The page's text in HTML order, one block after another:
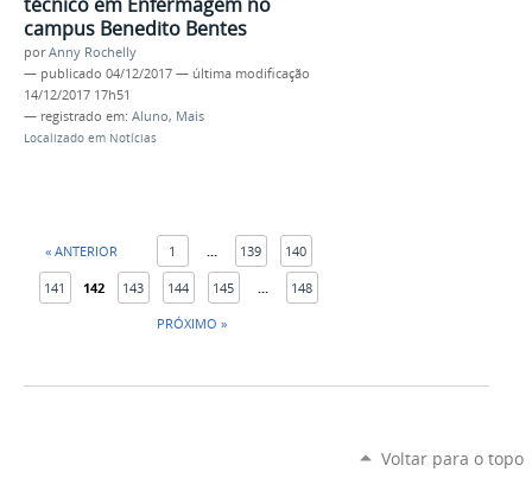
campus Benedito Bentes
porAnny Rochelly
— publicado 04/12/2017 — última modificação
14/12/2017 17h51
— registrado em: Aluno, Mais
Localizado em Notícias
« ANTERIOR 1 139 140
141 142 143 144 145
148
PRÓXIMO »
Voltar para o topo